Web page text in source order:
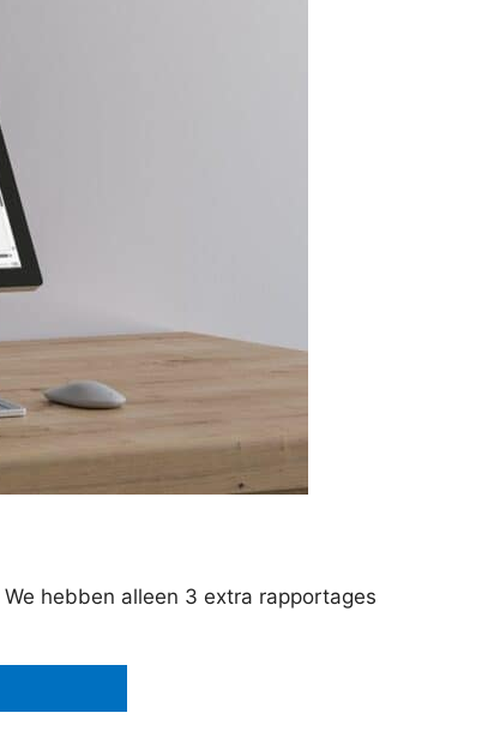
hebben alleen 3 extra rapportages